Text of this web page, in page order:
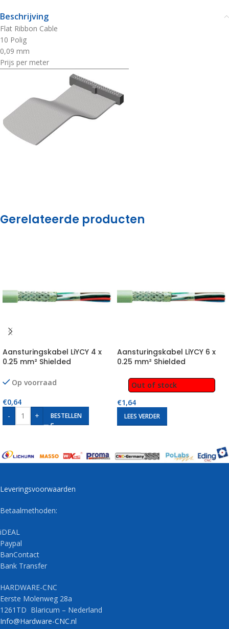
Beschrijving
Flat Ribbon Cable
10 Polig
0,09 mm
Prijs per meter
Gerelateerde producten
Aansturingskabel LiYCY 4 x
0.25 mm² Shielded
Op voorraad
€0,64
-
+ BESTELLEN
Aansturingskabel LiYCY 6 x
0.25 mm² Shielded
Out of stock
€1,64
LEES VERDER
Leveringsvoorwaarden
Betaalmethoden:
iDEAL
Paypal
BanContact
Bank Transfer
HARDWARE-CNC
Eerste Molenweg 28a
1261TD Blaricum – Nederland
Info@Hardware-CNC.nl